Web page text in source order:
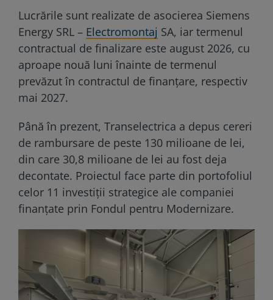
Lucrările sunt realizate de asocierea Siemens
Energy SRL – Electromontaj SA, iar termenul
contractual de finalizare este august 2026, cu
aproape nouă luni înainte de termenul
prevăzut în contractul de finanțare, respectiv
mai 2027.
Până în prezent, Transelectrica a depus cereri
de rambursare de peste 130 milioane de lei,
din care 30,8 milioane de lei au fost deja
decontate. Proiectul face parte din portofoliul
celor 11 investiții strategice ale companiei
finanțate prin Fondul pentru Modernizare.